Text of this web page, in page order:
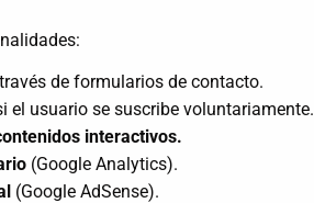
de formularios de contacto.
el usuario se suscribe voluntariamente.
interactivos.
(Google Analytics).
(Google AdSense).